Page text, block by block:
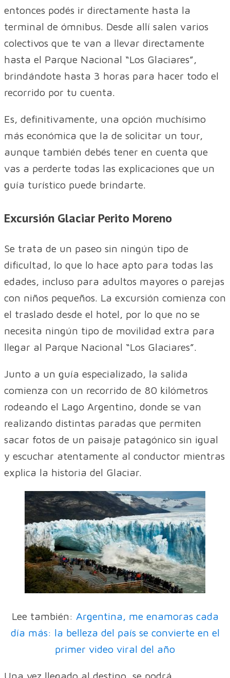
entonces podés ir directamente hasta la
terminal de ómnibus. Desde allí salen varios
colectivos que te van a llevar directamente
hasta el Parque Nacional “Los Glaciares”,
brindándote hasta 3 horas para hacer todo el
recorrido por tu cuenta.
Es, definitivamente, una opción muchísimo
más económica que la de solicitar un tour,
aunque también debés tener en cuenta que
vas a perderte todas las explicaciones que un
guía turístico puede brindarte.
Excursión Glaciar Perito Moreno
Se trata de un paseo sin ningún tipo de
dificultad, lo que lo hace apto para todas las
edades, incluso para adultos mayores o parejas
con niños pequeños. La excursión comienza con
el traslado desde el hotel, por lo que no se
necesita ningún tipo de movilidad extra para
llegar al Parque Nacional “Los Glaciares”.
Junto a un guía especializado, la salida
comienza con un recorrido de 80 kilómetros
rodeando el Lago Argentino, donde se van
realizando distintas paradas que permiten
sacar fotos de un paisaje patagónico sin igual
y escuchar atentamente al conductor mientras
explica la historia del Glaciar.
Lee también: Argentina, me enamoras cada
día más: la belleza del país se convierte en el
primer video viral del año
Una vez llegado al destino, se podrá